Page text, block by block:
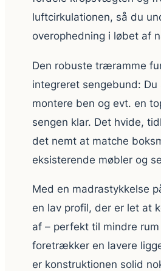
luftcirkulationen, så du
overophedning i løbet af
Den robuste træramme
integreret sengebund: Du
montere ben og evt. en
sengen klar. Det hvide,
det nemt at matche
eksisterende møbler og
Med en madrastykkelse
en lav profil, der er let at
af – perfekt til mindre
foretrækker en lavere
er konstruktionen solid